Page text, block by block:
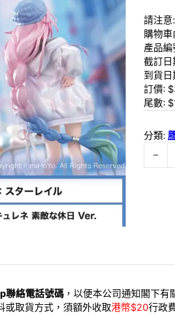
請注意
購物
產品編
截訂日
到貨日
訂價: $
尾數: $
分類:
預訂
聯絡電話號碼 ，以便本公司通知閣下
或取貨方式，須額外收取港幣$20行政